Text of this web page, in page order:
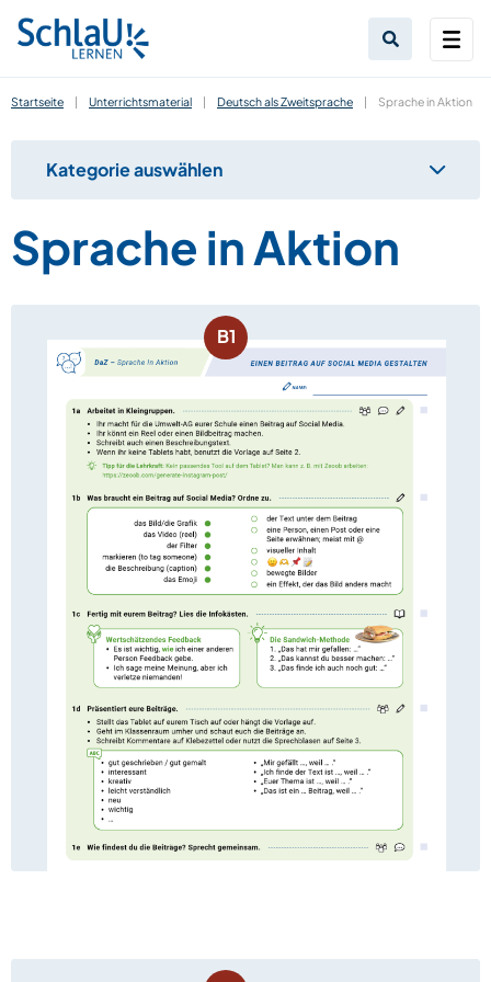
Startseite | Unterrichtsmaterial | Deutsch als Zweitsprache | Sprache in Aktion
Kategorie auswählen
Sprache in Aktion
B1